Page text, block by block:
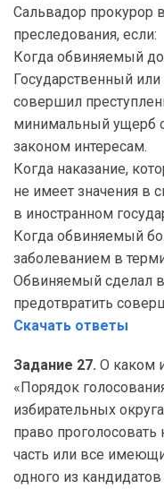
Сальвадор прокурор
преследования, если:
Когда обвиняемый
Государственный
совершил
минимальный ущерб
законом интересам.
Когда наказание,
не имеет значения в
в иностранном
Когда обвиняемый
заболеванием в
Обвиняемый сделал
предотвратить
Скачать ответы
Задание 27. О каком
«Порядок
избирательных
право проголосовать
часть или все
одного из